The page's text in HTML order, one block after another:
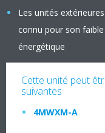
Les unités
connu pour son
énergétique
Cette unité peut
suivantes
4MWXM-A